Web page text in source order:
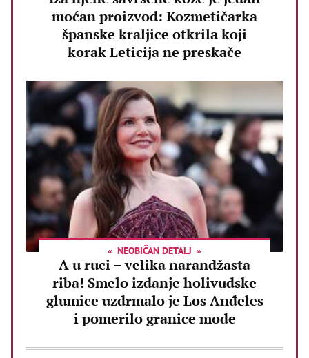
moćan proizvod: Kozmetičarka
španske kraljice otkrila koji
korak Leticija ne preskače
NEOBIČAN DETALJ
A u ruci – velika narandžasta
riba! Smelo izdanje holivudske
glumice uzdrmalo je Los Anđeles
i pomerilo granice mode